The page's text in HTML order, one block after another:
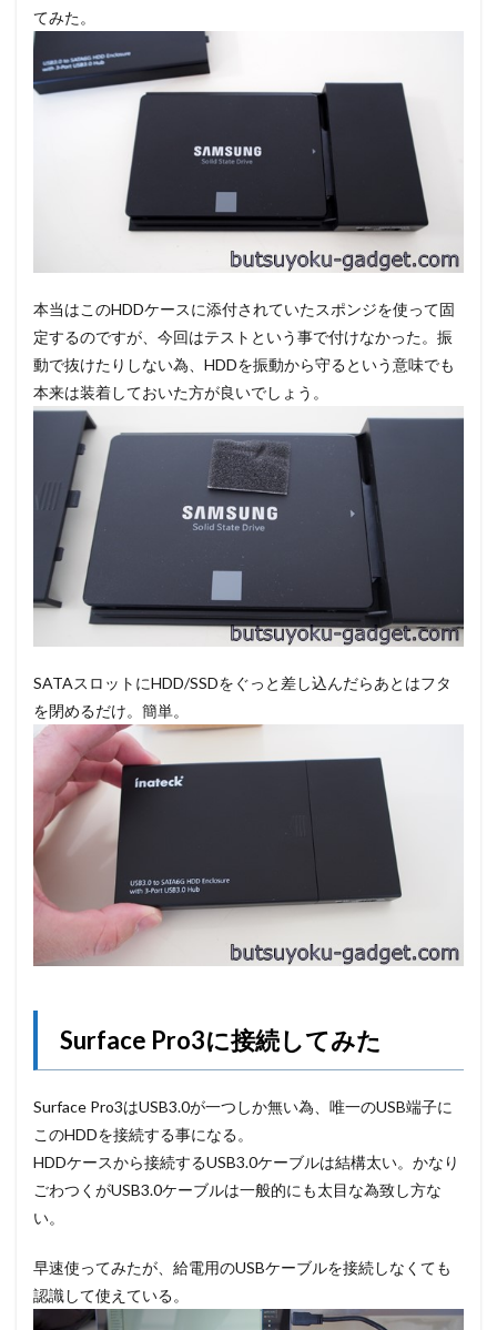
てみた。
本当はこのHDDケースに添付されていたスポンジを使って固
定するのですが、今回はテストという事で付けなかった。振
動で抜けたりしない為、HDDを振動から守るという意味でも
本来は装着しておいた方が良いでしょう。
SATAスロットにHDD/SSDをぐっと差し込んだらあとはフタ
を閉めるだけ。簡単。
Surface Pro3に接続してみた
Surface Pro3はUSB3.0が一つしか無い為、唯一のUSB端子に
このHDDを接続する事になる。
HDDケースから接続するUSB3.0ケーブルは結構太い。かなり
ごわつくがUSB3.0ケーブルは一般的にも太目な為致し方な
い。
早速使ってみたが、給電用のUSBケーブルを接続しなくても
認識して使えている。